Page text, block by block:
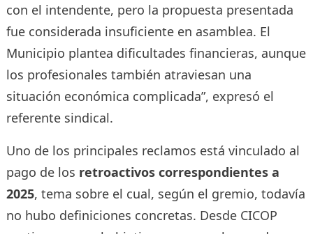
con el intendente, pero la propuesta presentada
fue considerada insuficiente en asamblea. El
Municipio plantea dificultades financieras, aunque
los profesionales también atraviesan una
situación económica complicada”, expresó el
referente sindical.
Uno de los principales reclamos está vinculado al
pago de los retroactivos correspondientes a
2025, tema sobre el cual, según el gremio, todavía
no hubo definiciones concretas. Desde CICOP